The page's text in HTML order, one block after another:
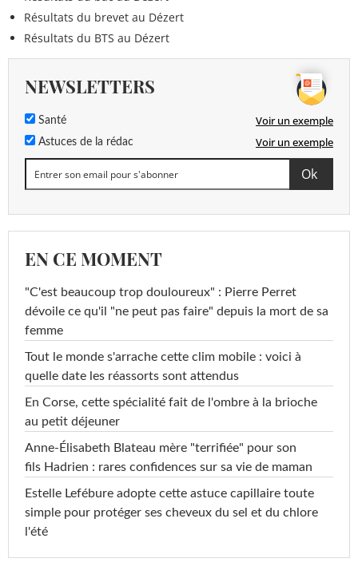
Résultats du brevet au Dézert
Résultats du BTS au Dézert
NEWSLETTERS
Santé Voir un exemple
Astuces de la rédac Voir un exemple
EN CE MOMENT
"C'est beaucoup trop douloureux" : Pierre Perret
dévoile ce qu'il "ne peut pas faire" depuis la mort de sa
femme
Tout le monde s'arrache cette clim mobile : voici à
quelle date les réassorts sont attendus
En Corse, cette spécialité fait de l'ombre à la brioche
au petit déjeuner
Anne-Élisabeth Blateau mère "terrifiée" pour son
fils Hadrien : rares confidences sur sa vie de maman
Estelle Lefébure adopte cette astuce capillaire toute
simple pour protéger ses cheveux du sel et du chlore
l'été